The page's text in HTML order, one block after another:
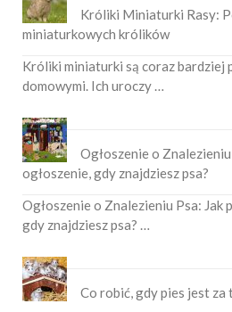
Króliki Miniaturki Rasy:
miniaturkowych królików
Króliki miniaturki są coraz bardziej
domowymi. Ich uroczy …
Ogłoszenie o
ogłoszenie, gdy znajdziesz psa?
Ogłoszenie o Znalezieniu Psa: Jak
gdy znajdziesz psa? …
Co robić, gdy pies jest za